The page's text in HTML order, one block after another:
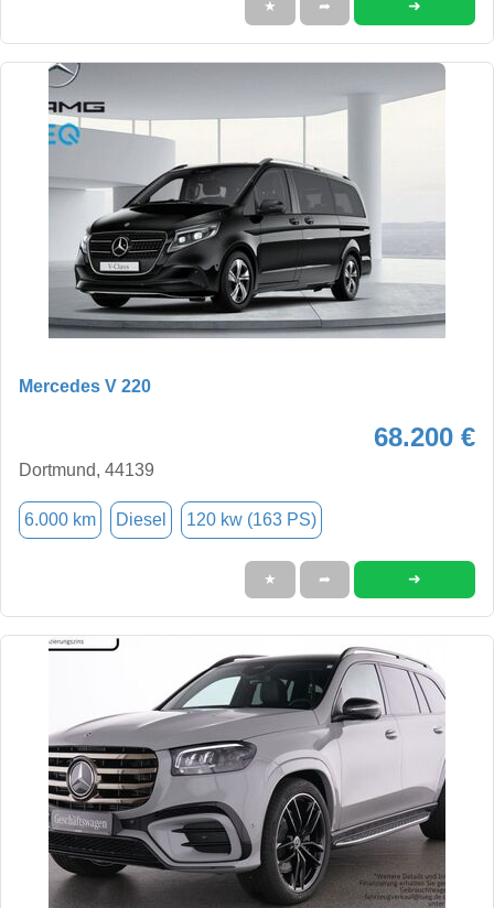
★ ➦ ➜
Mercedes V 220
68.200 €
Dortmund, 44139
6.000 km Diesel 120 kw (163 PS)
★ ➦ ➜